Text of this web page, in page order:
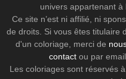
univers appartenant
Ce site n’est ni affilié, ni
de droits. Si vous êtes titulaire
d'un coloriage, merci de
contactou par
Les coloriages sont réservés